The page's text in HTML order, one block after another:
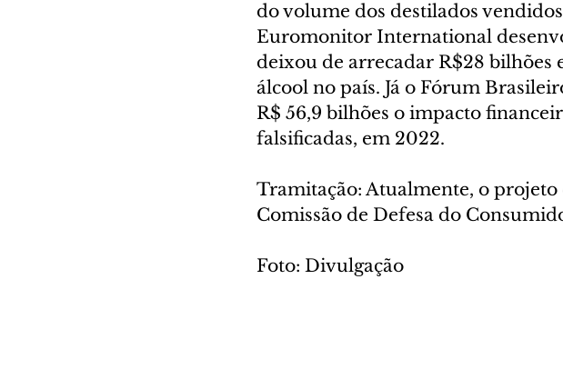
do volume dos destilados
Euromonitor International
deixou de arrecadar R$28 bilhões
álcool no país. Já o Fórum
R$ 56,9 bilhões o impacto
falsificadas, em 2022.
Tramitação: Atualmente, o
Comissão de Defesa do
Foto: Divulgação